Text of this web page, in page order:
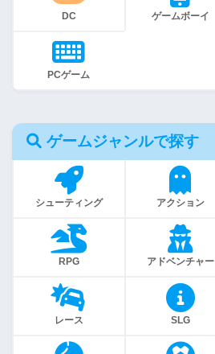
DC ゲームボーイ
PCゲーム
ゲームジャンルで探す
シューティング アクション
RPG アドベンチャー
レース SLG